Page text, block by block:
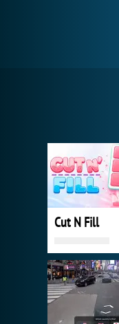
Cut N Fill